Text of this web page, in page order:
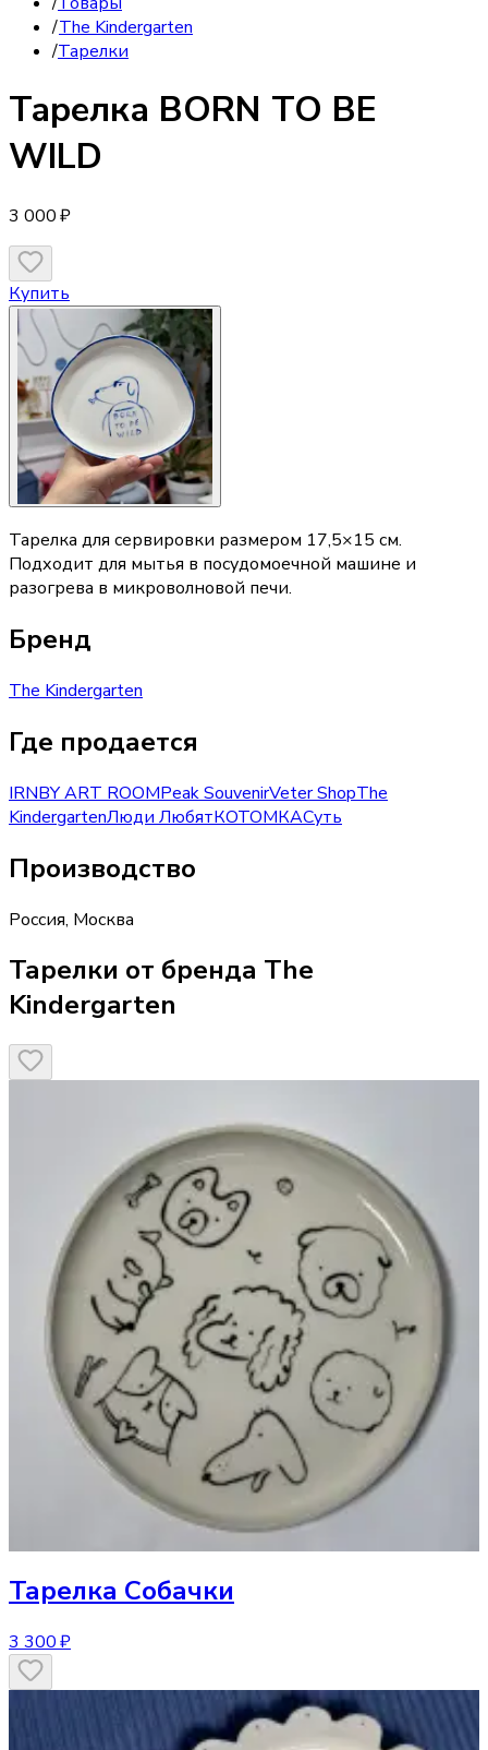
/The Kindergarten
/Тарелки
Тарелка BORN TO BE
WILD
3 000 ₽
Купить
Тарелка для сервировки размером 17,5×15 см.
Подходит для мытья в посудомоечной машине и
разогрева в микроволновой печи.
Бренд
The Kindergarten
Где продается
IRNBY ART ROOMPeak SouvenirVeter ShopThe
KindergartenЛюди ЛюбятКОТОМКАСуть
Производство
Россия, Москва
Тарелки от бренда The
Kindergarten
Тарелка Собачки
3 300 ₽